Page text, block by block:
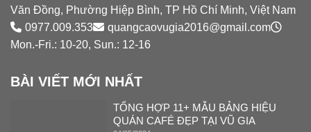
Văn Đồng, Phường Hiệp Bình, TP Hồ Chí Minh, Việt Nam
0977.009.353
quangcaovugia2016@gmail.com
Mon.-Fri.: 10-20, Sun.: 12-16
BÀI VIẾT MỚI NHẤT
TỔNG HỢP 11+ MẪU BẢNG HIỆU
QUÁN CAFÉ ĐẸP TẠI VŨ GIA